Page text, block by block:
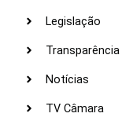
Legislação
Transparência
Notícias
TV Câmara